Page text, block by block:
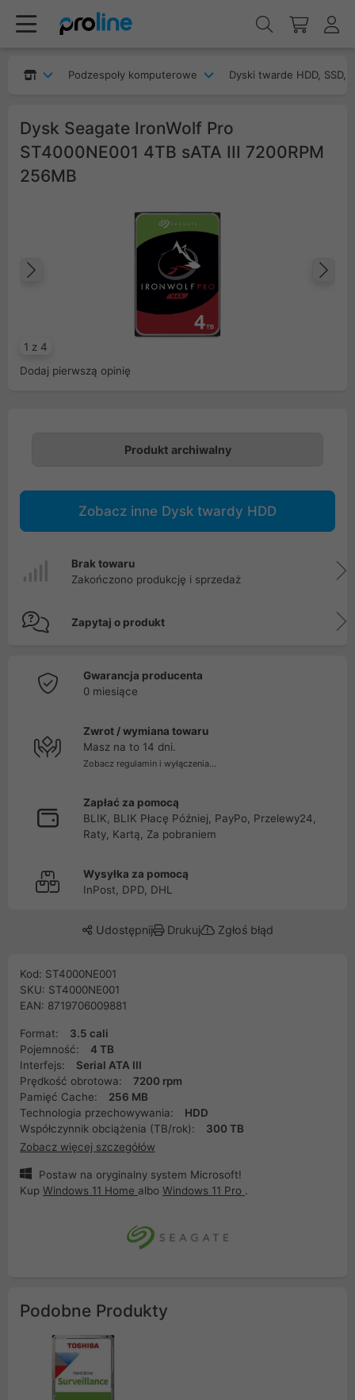
Podzespoły komputerowe Dyski twarde HDD, SSD,
Dysk Seagate IronWolf Pro
ST4000NE001 4TB sATA III 7200RPM
256MB
1 z 4
Poprzedni
Dodaj pierwszą opinię
Produkt archiwalny
Zobacz inne Dysk twardy HDD
Brak towaru
Zakończono produkcję i sprzedaż
Zapytaj o produkt
Gwarancja producenta
0 miesiące
Zwrot / wymiana towaru
Masz na to 14 dni.
Zobacz regulamin i wyłączenia...
Zapłać za pomocą
BLIK, BLIK Płacę Później, PayPo, Przelewy24,
Raty, Kartą, Za pobraniem
Wysyłka za pomocą
InPost, DPD, DHL
Udostępnij Drukuj Zgłoś błąd
Kod: ST4000NE001
SKU: ST4000NE001
EAN: 8719706009881
Format:
3.5 cali
Pojemność:
4 TB
Interfejs:
Serial ATA III
Prędkość obrotowa:
7200 rpm
Pamięć Cache:
256 MB
Technologia przechowywania:
HDD
Współczynnik obciążenia (TB/rok):
300 TB
Zobacz więcej szczegółów
Postaw na oryginalny system Microsoft!
Kup Windows 11 Home albo Windows 11 Pro .
Podobne Produkty